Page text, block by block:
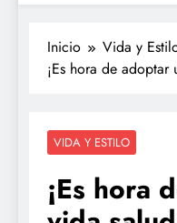
Inicio
Vida y
¡Es hora de
VIDA Y ESTILO
¡Es hora